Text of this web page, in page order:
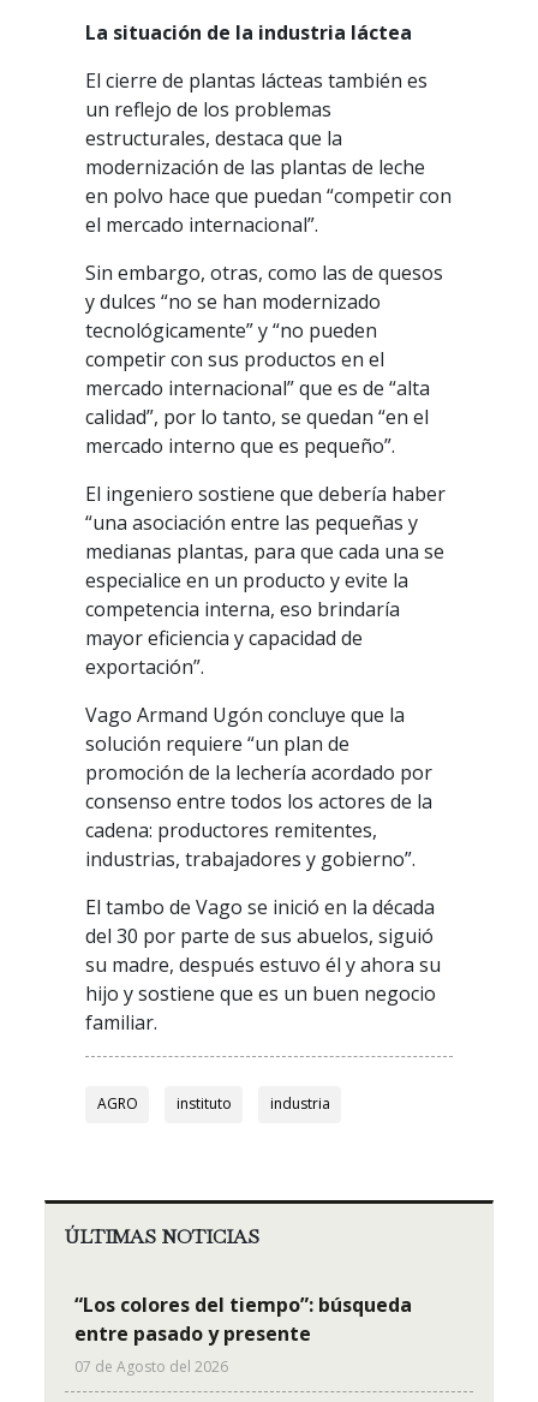
La situación de la industria láctea
El cierre de plantas lácteas también es
un reflejo de los problemas
estructurales, destaca que la
modernización de las plantas de leche
en polvo hace que puedan “competir con
el mercado internacional”.
Sin embargo, otras, como las de quesos
y dulces “no se han modernizado
tecnológicamente” y “no pueden
competir con sus productos en el
mercado internacional” que es de “alta
calidad”, por lo tanto, se quedan “en el
mercado interno que es pequeño”.
El ingeniero sostiene que debería haber
“una asociación entre las pequeñas y
medianas plantas, para que cada una se
especialice en un producto y evite la
competencia interna, eso brindaría
mayor eficiencia y capacidad de
exportación”.
Vago Armand Ugón concluye que la
solución requiere “un plan de
promoción de la lechería acordado por
consenso entre todos los actores de la
cadena: productores remitentes,
industrias, trabajadores y gobierno”.
El tambo de Vago se inició en la década
del 30 por parte de sus abuelos, siguió
su madre, después estuvo él y ahora su
hijo y sostiene que es un buen negocio
familiar.
AGRO instituto industria
ÚLTIMAS NOTICIAS
“Los colores del tiempo”: búsqueda
entre pasado y presente
07 de Agosto del 2026